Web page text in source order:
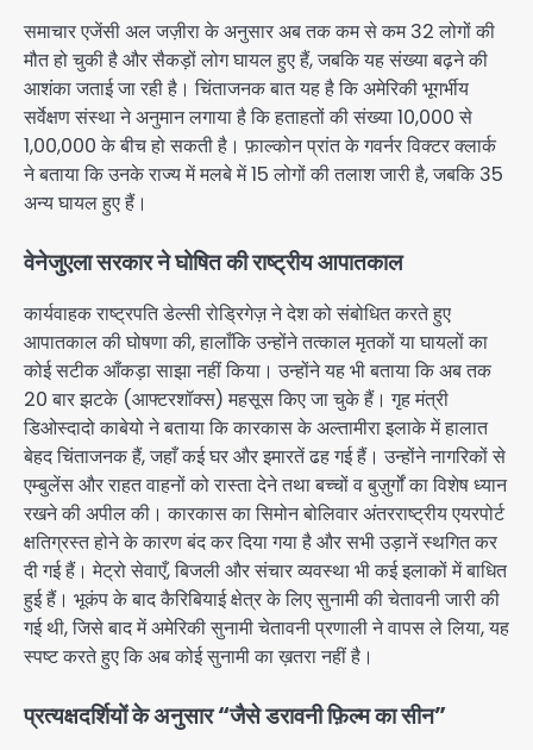
समाचार एजेंसी अल जज़ीरा के अनुसार अब तक कम से कम 32 लोगों की
मौत हो चुकी है और सैकड़ों लोग घायल हुए हैं, जबकि यह संख्या बढ़ने की
आशंका जताई जा रही है। चिंताजनक बात यह है कि अमेरिकी भूगर्भीय
सर्वेक्षण संस्था ने अनुमान लगाया है कि हताहतों की संख्या 10,000 से
1,00,000 के बीच हो सकती है। फ़ाल्कोन प्रांत के गवर्नर विक्टर क्लार्क
ने बताया कि उनके राज्य में मलबे में 15 लोगों की तलाश जारी है, जबकि 35
अन्य घायल हुए हैं।
वेनेजुएला सरकार ने घोषित की राष्ट्रीय आपातकाल
कार्यवाहक राष्ट्रपति डेल्सी रोड्रिगेज़ ने देश को संबोधित करते हुए
आपातकाल की घोषणा की, हालाँकि उन्होंने तत्काल मृतकों या घायलों का
कोई सटीक आँकड़ा साझा नहीं किया। उन्होंने यह भी बताया कि अब तक
20 बार झटके (आफ्टरशॉक्स) महसूस किए जा चुके हैं। गृह मंत्री
डिओस्दादो काबेयो ने बताया कि कारकास के अल्तामीरा इलाके में हालात
बेहद चिंताजनक हैं, जहाँ कई घर और इमारतें ढह गई हैं। उन्होंने नागरिकों से
एम्बुलेंस और राहत वाहनों को रास्ता देने तथा बच्चों व बुज़ुर्गों का विशेष ध्यान
रखने की अपील की। कारकास का सिमोन बोलिवार अंतरराष्ट्रीय एयरपोर्ट
क्षतिग्रस्त होने के कारण बंद कर दिया गया है और सभी उड़ानें स्थगित कर
दी गई हैं। मेट्रो सेवाएँ, बिजली और संचार व्यवस्था भी कई इलाकों में बाधित
हुई हैं। भूकंप के बाद कैरिबियाई क्षेत्र के लिए सुनामी की चेतावनी जारी की
गई थी, जिसे बाद में अमेरिकी सुनामी चेतावनी प्रणाली ने वापस ले लिया, यह
स्पष्ट करते हुए कि अब कोई सुनामी का ख़तरा नहीं है।
प्रत्यक्षदर्शियों के अनुसार “जैसे डरावनी फ़िल्म का सीन”